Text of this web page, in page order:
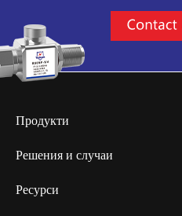
Продукти
Решения и случаи
Ресурси